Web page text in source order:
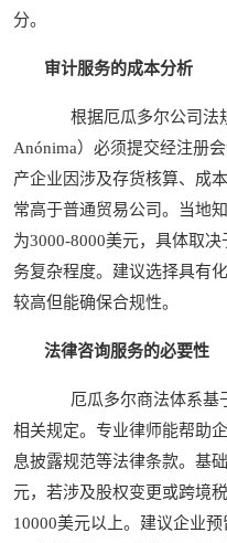
分。
审计服务的成本分析
根据厄瓜多尔公司法规
Anónima）必须提交经注册
产企业因涉及存货核算、成
常高于普通贸易公司。当地
为3000-8000美元，具体取
务复杂程度。建议选择具有
较高但能确保合规性。
法律咨询服务的必要性
厄瓜多尔商法体系基
相关规定。专业律师能帮助
息披露规范等法律条款。基
元，若涉及股权变更或跨境
10000美元以上。建议企业